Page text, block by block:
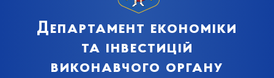
Департамент економіки
та інвестицій
виконавчого органу